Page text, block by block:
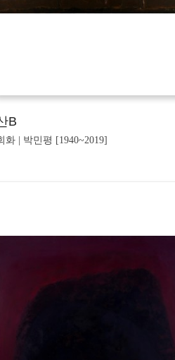
B
화 | 박민평 [1940~2019]